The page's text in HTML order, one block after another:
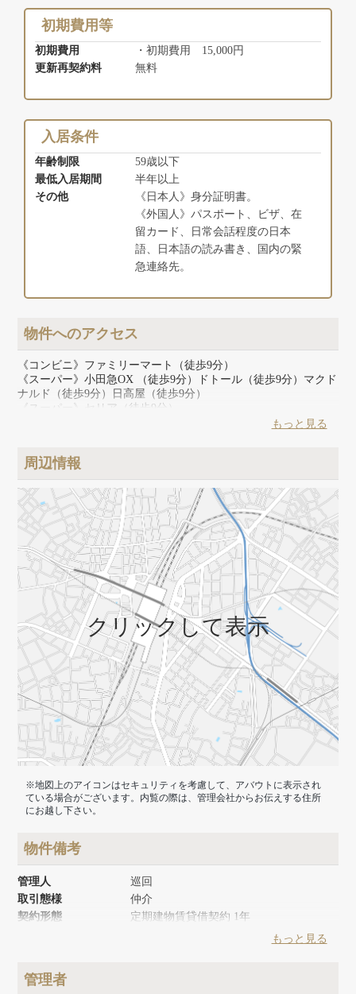
初期費用等
初期費用
・初期費用 15,000円
更新再契約料
無料
入居条件
年齢制限
59歳以下
最低入居期間
半年以上
その他
《日本人》身分証明書。
《外国人》パスポート、ビザ、在
留カード、日常会話程度の日本
語、日本語の読み書き、国内の緊
急連絡先。
物件へのアクセス
《コンビニ》ファミリーマート（徒歩9分）
《スーパー》小田急OX （徒歩9分）ドトール（徒歩9分）マクド
ナルド（徒歩9分）日高屋（徒歩9分）
《スーパー》セリア（徒歩9分）
◎読売ランドは人気の遊園地。近くに学校があるため治安も良
もっと見る
周辺情報
クリックして表示
※地図上のアイコンはセキュリティを考慮して、アバウトに表示され
ている場合がございます。内覧の際は、管理会社からお伝えする住所
にお越し下さい。
物件備考
管理人
巡回
取引態様
仲介
契約形態
定期建物賃貸借契約 1年
建物面積
建物構造
もっと見る
管理者